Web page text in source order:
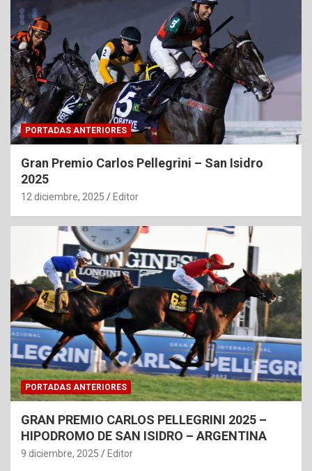
PORTADAS ANTERIORES
Gran Premio Carlos Pellegrini – San Isidro
2025
12 diciembre, 2025 Editor
PORTADAS ANTERIORES
GRAN PREMIO CARLOS PELLEGRINI 2025 –
HIPODROMO DE SAN ISIDRO – ARGENTINA
9 diciembre, 2025 Editor